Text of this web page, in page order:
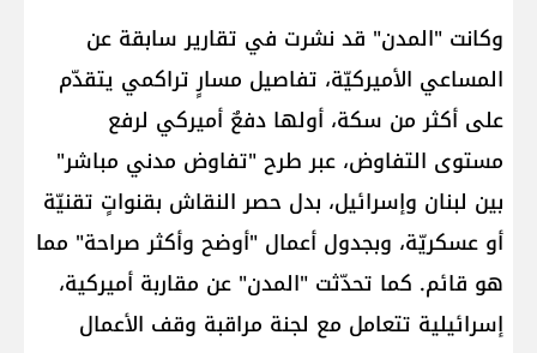
وكانت "المدن" قد نشرت في تقارير سابقة عن
المساعي الأميركيّة، تفاصيل مسارٍ تراكمي يتقدّم
على أكثر من سكة، أولها دفعٌ أميركي لرفع
مستوى التفاوض، عبر طرح "تفاوض مدني مباشر"
بين لبنان وإسرائيل، بدل حصر النقاش بقنواتٍ تقنيّة
أو عسكريّة، وبجدول أعمال "أوضح وأكثر صراحة" مما
هو قائم. كما تحدّثت "المدن" عن مقاربة أميركية،
إسرائيلية تتعامل مع لجنة مراقبة وقف الأعمال